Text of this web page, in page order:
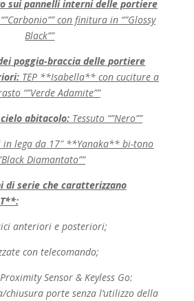
sui pannelli interni delle portiere
con finitura in “”Glossy
Black””
poggia-braccia delle portiere
TEP **Isabella** con cuciture a
“”Verde Adamite””
abitacolo: Tessuto “”Nero””
in lega da 17″ **Yanaka** bi-tono
Diamantato””
di serie che caratterizzano
anteriori e posteriori;
con telecomando;
Sensor & Keyless Go:
chiusura porte senzal’utilizzo della